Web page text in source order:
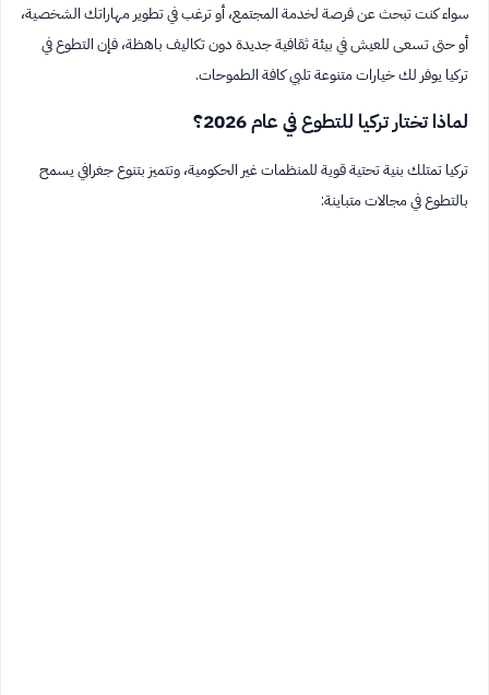
سواء كنت تبحث عن فرصة لخدمة المجتمع، أو ترغب في تطوير مهاراتك الشخصية،
أو حتى تسعى للعيش في بيئة ثقافية جديدة دون تكاليف باهظة، فإن التطوع في
تركيا يوفر لك خيارات متنوعة تلبي كافة الطموحات.
لماذا تختار تركيا للتطوع في عام 2026؟
تركيا تمتلك بنية تحتية قوية للمنظمات غير الحكومية، وتتميز بتنوع جغرافي يسمح
بالتطوع في مجالات متباينة: